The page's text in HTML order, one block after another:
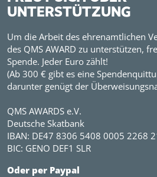
UNTERSTÜTZUNG
Um die Arbeit des ehrenamtlichen
des QMS AWARD zu unterstützen,
Spende. Jeder Euro zählt!
(Ab 300 € gibt es eine
darunter genügt der
QMS AWARDS e.V.
Deutsche Skatbank
IBAN: DE47 8306 5408 0005 2268
BIC: GENO DEF1 SLR
Oder per Paypal